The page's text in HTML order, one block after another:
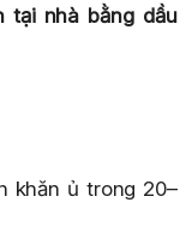
tại nhà bằng dầu
khăn ủ trong 20–